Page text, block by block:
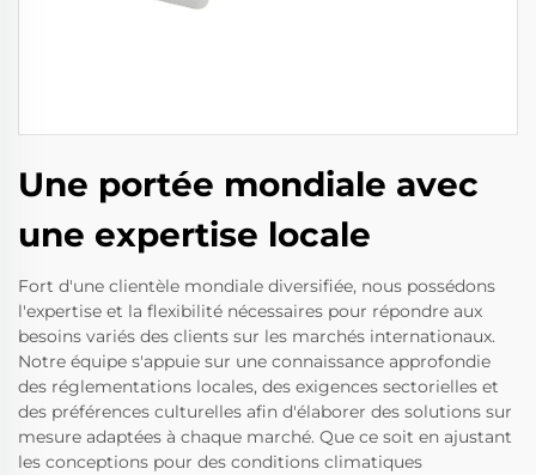
Une portée mondiale avec
une expertise locale
Fort d'une clientèle mondiale diversifiée, nous possédons
l'expertise et la flexibilité nécessaires pour répondre aux
besoins variés des clients sur les marchés internationaux.
Notre équipe s'appuie sur une connaissance approfondie
des réglementations locales, des exigences sectorielles et
des préférences culturelles afin d'élaborer des solutions sur
mesure adaptées à chaque marché. Que ce soit en ajustant
les conceptions pour des conditions climatiques